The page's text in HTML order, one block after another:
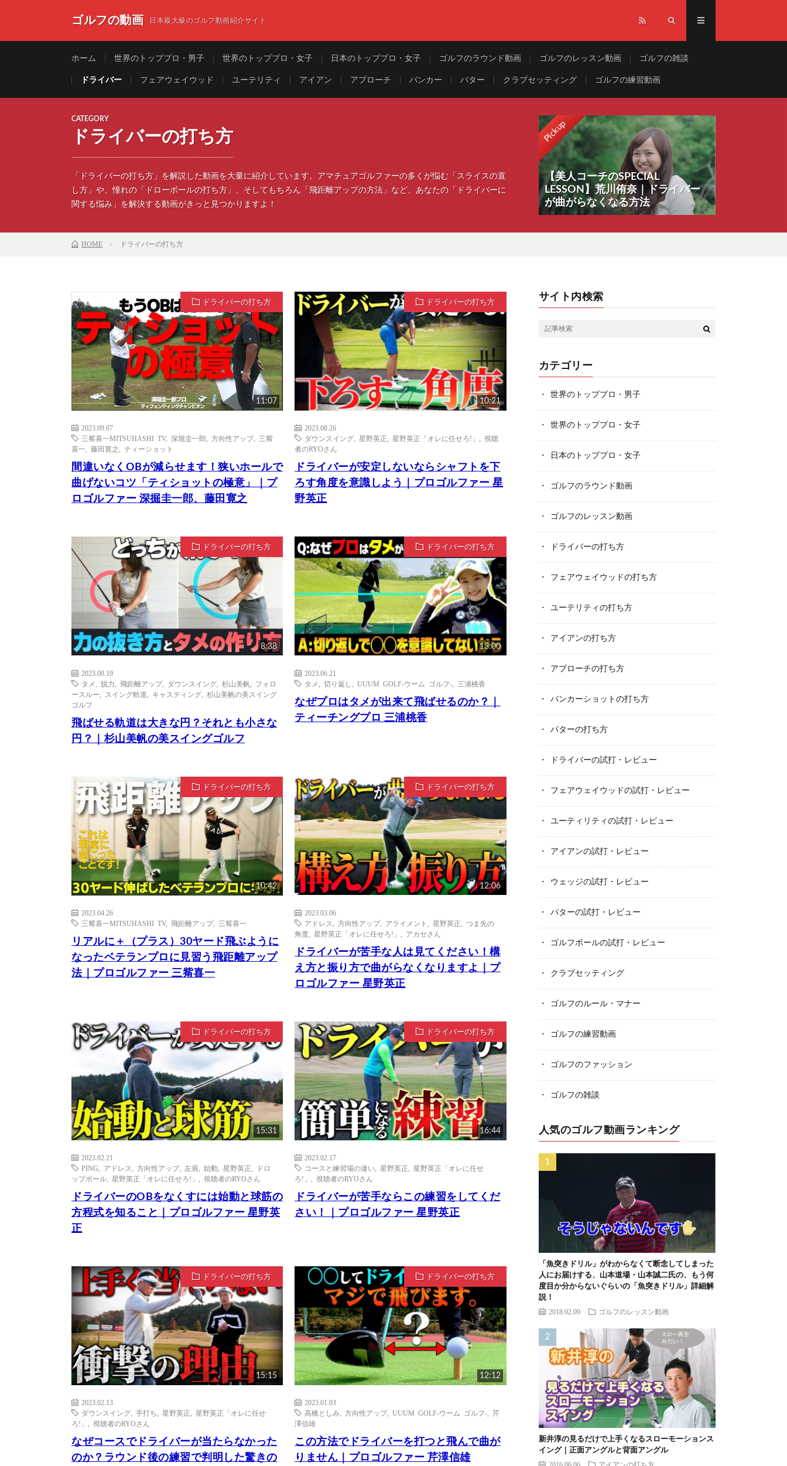
ゴルフの動画 日本最大級のゴルフ動画紹介サイト
ホーム 世界のトッププロ・男子 世界のトッププロ・女子 日本のトッププロ・女子 ゴルフのラウンド動画 ゴルフのレッスン動画 ゴルフの雑談
ドライバー フェアウェイウッド ユーテリティ アイアン アプローチ バンカー パター クラブセッティング ゴルフの練習動画
CATEGORY
ドライバーの打ち方
「ドライバーの打ち方」を解説した動画を大量に紹介しています。アマチュアゴルファーの多くが悩む「スライスの直
し方」や、憧れの「ドローボールの打ち方」、そしてもちろん「飛距離アップの方法」など、あなたの「ドライバーに
関する悩み」を解決する動画がきっと見つかりますよ！
Pickup
【美人コーチのSPECIAL
LESSON】荒川侑奈｜ドライバー
が曲がらなくなる方法
HOME ドライバーの打ち方
ドライバーの打ち方
11:07
2023.09.07
三觜喜一MITSUHASHI TV, 深堀圭一郎 方向性アップ, 三觜
喜一
藤田寛之 ティーショット
間違いなくOBが減らせます！狭いホールで
曲げないコツ「ティショットの極意」｜プ
ロゴルファー 深掘圭一郎、藤田寛之
ドライバーの打ち方
10:21
2023.08.26
ダウンスイング
星野英正 星野英正「オレに任せろ!」 ,視聴
者のRYOさん
ドライバーが安定しないならシャフトを下
ろす角度を意識しよう｜プロゴルファー 星
野英正
ドライバーの打ち方
8:38
2023.08.19
タメ
脱力 飛距離アップ, ダウンスイング 杉山美帆
フォロ
ースルー
スイング軌道 キャスティング
杉山美帆の美スイング
ゴルフ
飛ばせる軌道は大きな円？それとも小さな
円？｜杉山美帆の美スイングゴルフ
ドライバーの打ち方
13:00
2023.06.21
タメ
,切り返し ,UUUM GOLF-ウーム ゴルフ- 三浦桃香
なぜプロはタメが出来て飛ばせるのか？｜
ティーチングプロ 三浦桃香
ドライバーの打ち方
10:42
2023.04.26
三觜喜一MITSUHASHI TV, 飛距離アップ, 三觜喜一
リアルに＋（プラス）30ヤード飛ぶように
なったベテランプロに見習う飛距離アップ
法｜プロゴルファー 三觜喜一
ドライバーの打ち方
12:06
2023.03.06
アドレス
,方向性アップ, アライメント 星野英正 ,つま先の
角度
星野英正「オレに任せろ!」 アカセさん
ドライバーが苦手な人は見てください！構
え方と振り方で曲がらなくなりますよ｜プ
ロゴルファー 星野英正
ドライバーの打ち方
15:31
2023.02.21
PING
アドレス 方向性アップ, 左肩 始動 星野英正
ドロ
ップボール
星野英正「オレに任せろ!」 視聴者のRYOさん
ドライバーのOBをなくすには始動と球筋の
方程式を知ること｜プロゴルファー 星野英
正
ドライバーの打ち方
16:44
2023.02.17
コースと練習場の違い
星野英正
星野英正「オレに任せ
ろ!」
,視聴者のRYOさん
ドライバーが苦手ならこの練習をしてくだ
さい！｜プロゴルファー 星野英正
ドライバーの打ち方
15:15
2023.02.13
ダウンスイング
手打ち 星野英正
星野英正「オレに任せ
ろ!」
視聴者のRYOさん
なぜコースでドライバーが当たらなかった
のか？ラウンド後の練習で判明した驚きの
ドライバーの打ち方
12:12
2023.01.03
高橋としみ
,方向性アップ,UUUM GOLF-ウーム ゴルフ- ,芹
澤信雄
この方法でドライバーを打つと飛んで曲が
りません｜プロゴルファー 芹澤信雄
サイト内検索
カテゴリー
世界のトッププロ・男子
世界のトッププロ・女子
日本のトッププロ・女子
ゴルフのラウンド動画
ゴルフのレッスン動画
ドライバーの打ち方
フェアウェイウッドの打ち方
ユーテリティの打ち方
アイアンの打ち方
アプローチの打ち方
バンカーショットの打ち方
パターの打ち方
ドライバーの試打・レビュー
フェアウェイウッドの試打・レビュー
ユーティリティの試打・レビュー
アイアンの試打・レビュー
ウェッジの試打・レビュー
パターの試打・レビュー
ゴルフボールの試打・レビュー
クラブセッティング
ゴルフのルール・マナー
ゴルフの練習動画
ゴルフのファッション
ゴルフの雑談
人気のゴルフ動画ランキング
「魚突きドリル」がわからなくて断念してしまった
人にお届けする、山本道場・山本誠二氏の、もう何
度目か分からないぐらいの「魚突きドリル」詳細解
説！
2018.02.09 ゴルフのレッスン動画
新井淳の見るだけで上手くなるスローモーションス
イング｜正面アングルと背面アングル
2016.06.06 アイアンの打ち方